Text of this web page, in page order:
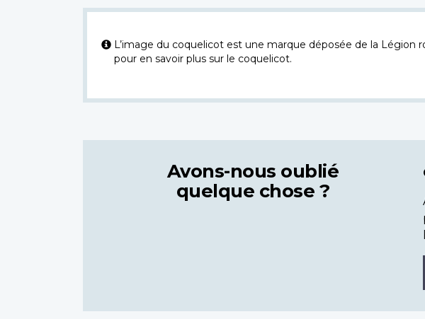
L’image du coquelicot est une marque déposée de la Légion
pour en savoir plus sur le coquelicot.
Avons-nous oublié
quelque chose ?